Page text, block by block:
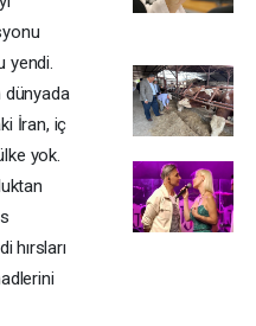
yendi.
dünyada
İran, iç
yok.
hırsları